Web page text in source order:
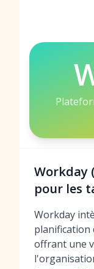
Workday
pour les
Workday
planification
offrant une